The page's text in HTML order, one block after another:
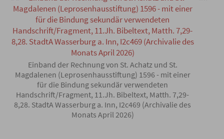
Einband der Rechnung von St. Achatz und St.
Magdalenen (Leprosenhausstiftung) 1596 - mit einer
für die Bindung sekundär verwendeten
Handschrift/Fragment, 11.Jh. Bibeltext, Matth. 7,29-
8,28. StadtA Wasserburg a. Inn, I2c469 (Archivalie des
Monats April 2026)